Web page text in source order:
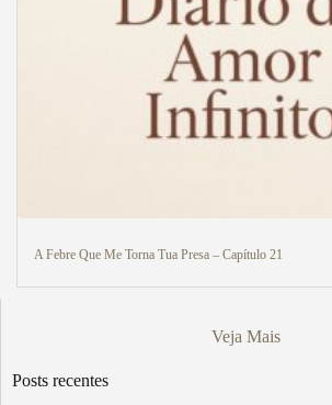
A Febre Que Me Torna Tua Presa – Capítulo 21
Veja Mais
Posts recentes